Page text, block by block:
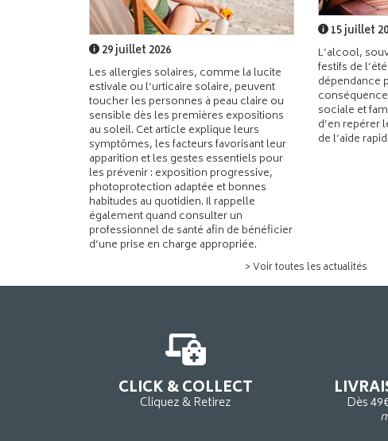
29 juillet 2026
Les allergies solaires, comme la lucite
estivale ou l’urticaire solaire, peuvent
toucher les personnes à peau claire ou
sensible dès les premières expositions
au soleil. Cet article explique leurs
symptômes, les facteurs favorisant leur
apparition et les gestes essentiels pour
les prévenir : exposition progressive,
photoprotection adaptée et bonnes
habitudes au quotidien. Il rappelle
également quand consulter un
professionnel de santé afin de bénéficier
d’une prise en charge appropriée.
15 juillet
L’alcool,
festifs de
dépendance
sociale et
d’en repérer
de l’aide
> Voir toutes les actualités
CLICK & COLLECT
Cliquez & Retirez Dès 49€